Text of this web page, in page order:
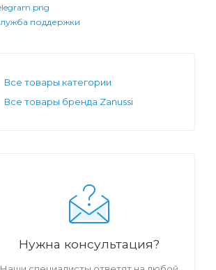
Все товары категории
Все товары бренда Zanussi
Нужна консультация?